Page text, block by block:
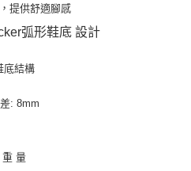
提供舒適腳感
弧形鞋底 設計
底結構
: 8mm
重 量